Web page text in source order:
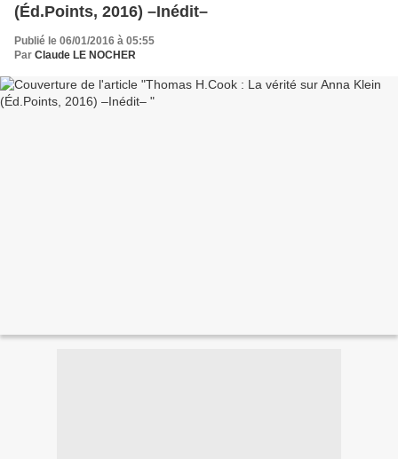
(Éd.Points, 2016) –Inédit–
Publié le 06/01/2016 à 05:55
Par Claude LE NOCHER